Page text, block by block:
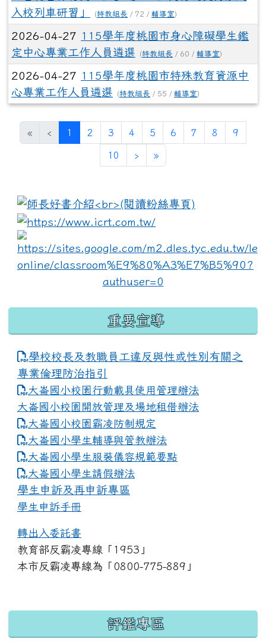
入校列車研習」
(特教組長 / 72 / 輔導室)
2026-04-27 115學年度桃園市身心障礙學生鑑
定中心專業工作人員遴選
(特教組長 / 60 / 輔導室)
2026-04-27 115學年度桃園市特殊教育資源中
心專業工作人員遴選
(特教組長 / 55 / 輔導室)
« ‹ 1 (current)
2 3 4 5 6 7 8 9
10 › »
link to https://
重要宣導
學校校長及教職員工違反與性或性別有關之
專業倫理防治指引
大崙國小校園行動載具使用管理辦法
大崙國小校園開放管理及場地租借辦法
大崙國小校園霸凌防制規定
大崙國小學生輔導與管教辦法
大崙國小學生服裝儀容規範要點
link to https://www.dles.tyc.edu.tw/uploads/
大崙國小學生請假辦法
學生申訴及再申訴專區
學生申訴手冊
轉出入委託書
教育部反霸凌專線「1953」
本市反霸凌專線為「0800-775-889」
:::
評鑑專區